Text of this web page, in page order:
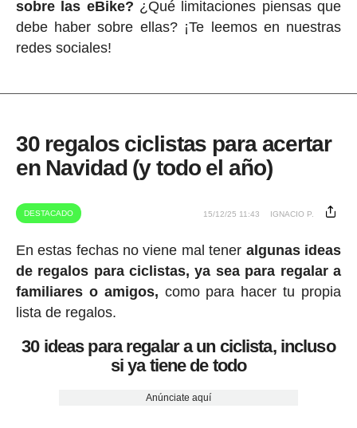
sobre las eBike? ¿Qué limitaciones piensas que
debe haber sobre ellas? ¡Te leemos en nuestras
redes sociales!
30 regalos ciclistas para acertar
en Navidad (y todo el año)
DESTACADO 15/12/25 11:43 IGNACIO P.
En estas fechas no viene mal tener algunas ideas
de regalos para ciclistas, ya sea para regalar a
familiares o amigos, como para hacer tu propia
lista de regalos.
30 ideas para regalar a un ciclista, incluso
si ya tiene de todo
Anúnciate aquí